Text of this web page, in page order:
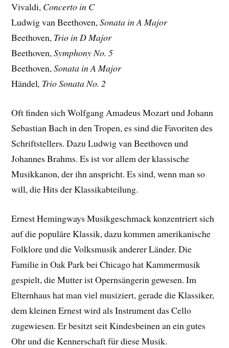
Vivaldi, Concerto in C
Ludwig van Beethoven,Sonata in A Major
Beethoven, Trio in D Major
Beethoven,Symphony No. 5
Beethoven,Sonata in A Major
Händel, Trio Sonata No. 2
Oft finden sich Wolfgang Amadeus Mozart und Johann
Sebastian Bach in den Tropen, es sind die Favoriten des
Schriftstellers. Dazu Ludwig van Beethoven und
Johannes Brahms. Es ist vor allem der klassische
Musikkanon, der ihn anspricht. Es sind, wenn man so
will, die Hits der Klassikabteilung.
Ernest Hemingways Musikgeschmack konzentriert sich
auf die populäre Klassik, dazu kommen amerikanische
Folklore und die Volksmusik anderer Länder. Die
Familie in Oak Park bei Chicago hat Kammermusik
gespielt, die Mutter ist Opernsängerin gewesen. Im
Elternhaus hat man viel musiziert, gerade die Klassiker,
dem kleinen Ernest wird als Instrument das Cello
zugewiesen. Er besitzt seit Kindesbeinen an ein gutes
Ohr und die Kennerschaft für diese Musik.